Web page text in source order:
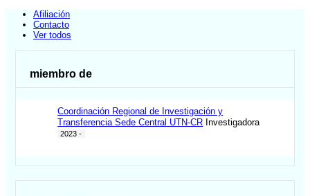
Afiliación
Contacto
Ver todos
miembro de
Coordinación Regional de Investigación y
Transferencia Sede Central UTN-CR Investigadora
2023 -